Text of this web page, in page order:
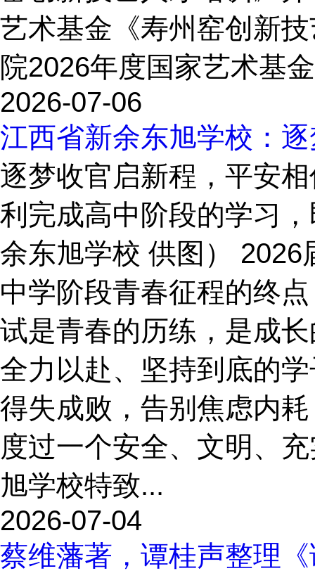
艺术基金《寿州窑创新
院2026年度国家艺术基
2026-07-06
江西省新余东旭学校：
逐梦收官启新程，平安
利完成高中阶段的学习
余东旭学校 供图）
中学阶段青春征程的终
试是青春的历练，是成
全力以赴、坚持到底的
得失成败，告别焦虑内
度过一个安全、文明、
旭学校特致...
2026-07-04
蔡维藩著，谭桂声整理